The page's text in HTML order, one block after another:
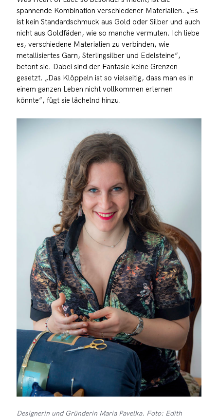
spannende Kombination verschiedener Materialien. „Es
ist kein Standardschmuck aus Gold oder Silber und auch
nicht aus Goldfäden, wie so manche vermuten. Ich liebe
es, verschiedene Materialien zu verbinden, wie
metallisiertes Garn, Sterlingsilber und Edelsteine”,
betont sie. Dabei sind der Fantasie keine Grenzen
gesetzt. „Das Klöppeln ist so vielseitig, dass man es in
einem ganzen Leben nicht vollkommen erlernen
könnte”, fügt sie lächelnd hinzu.
Designerin und Gründerin Maria Pavelka. Foto: Edith